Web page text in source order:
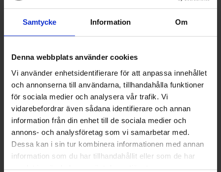
Samtycke Information Om
Denna webbplats använder cookies
Vi använder enhetsidentifierare för att anpassa innehållet
och annonserna till användarna, tillhandahålla funktioner
för sociala medier och analysera vår trafik. Vi
vidarebefordrar även sådana identifierare och annan
information från din enhet till de sociala medier och
annons- och analysföretag som vi samarbetar med.
Dessa kan i sin tur kombinera informationen med annan
information som du har tillhandahållit eller som de har
samlat in när du har använt deras tjänster.